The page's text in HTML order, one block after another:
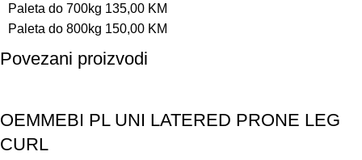
Paleta do 700kg 135,00 KM
Paleta do 800kg 150,00 KM
Povezani proizvodi
OEMMEBI PL UNI LATERED PRONE LEG
CURL